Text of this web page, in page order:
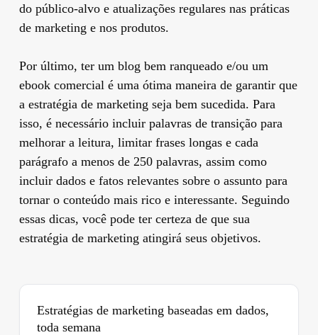
do público-alvo e atualizações regulares nas práticas
de marketing e nos produtos.
Por último, ter um blog bem ranqueado e/ou um
ebook comercial é uma ótima maneira de garantir que
a estratégia de marketing seja bem sucedida. Para
isso, é necessário incluir palavras de transição para
melhorar a leitura, limitar frases longas e cada
parágrafo a menos de 250 palavras, assim como
incluir dados e fatos relevantes sobre o assunto para
tornar o conteúdo mais rico e interessante. Seguindo
essas dicas, você pode ter certeza de que sua
estratégia de marketing atingirá seus objetivos.
Estratégias de marketing baseadas em dados,
toda semana